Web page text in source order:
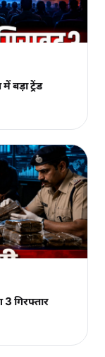
बड़ा ट्रेंड
3 गिरफ्तार